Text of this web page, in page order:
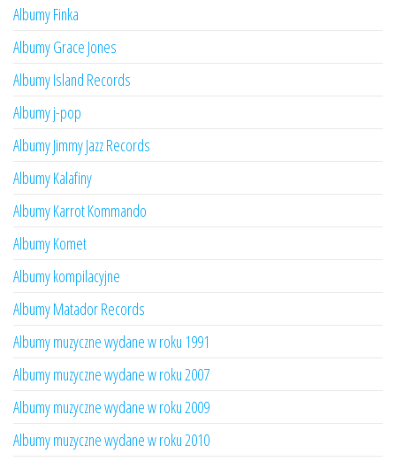
Albumy Finka
Albumy Grace Jones
Albumy Island Records
Albumy j-pop
Albumy Jimmy Jazz Records
Albumy Kalafiny
Albumy Karrot Kommando
Albumy Komet
Albumy kompilacyjne
Albumy Matador Records
Albumy muzyczne wydane w roku 1991
Albumy muzyczne wydane w roku 2007
Albumy muzyczne wydane w roku 2009
Albumy muzyczne wydane w roku 2010